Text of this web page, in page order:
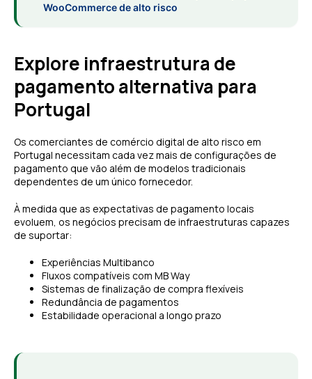
WooCommerce de alto risco
Explore infraestrutura de
pagamento alternativa para
Portugal
Os comerciantes de comércio digital de alto risco em
Portugal necessitam cada vez mais de configurações de
pagamento que vão além de modelos tradicionais
dependentes de um único fornecedor.
À medida que as expectativas de pagamento locais
evoluem, os negócios precisam de infraestruturas capazes
de suportar:
Experiências Multibanco
Fluxos compatíveis com MB Way
Sistemas de finalização de compra flexíveis
Redundância de pagamentos
Estabilidade operacional a longo prazo